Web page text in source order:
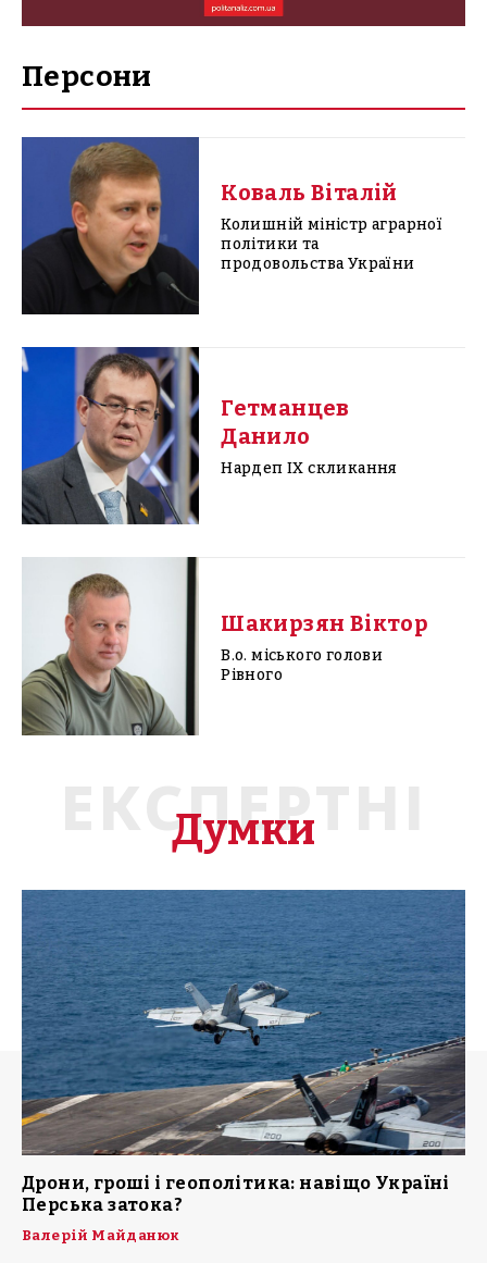
Персони
Коваль Віталій
Колишній міністр аграрної
політики та
продовольства України
Гетманцев
Данило
Нардеп IX скликання
Шакирзян Віктор
В.о. міського голови
Рівного
ЕКСПЕРТНІ
Думки
Дрони, гроші і геополітика: навіщо Україні
Перська затока?
Валерій Майданюк